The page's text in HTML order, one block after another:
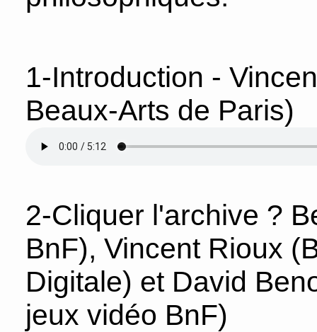
1-Introduction -
Beaux-Arts de Paris)
2-Cliquer l'archive ?
BnF), Vincent Rioux
Digitale) et David
jeux vidéo BnF)